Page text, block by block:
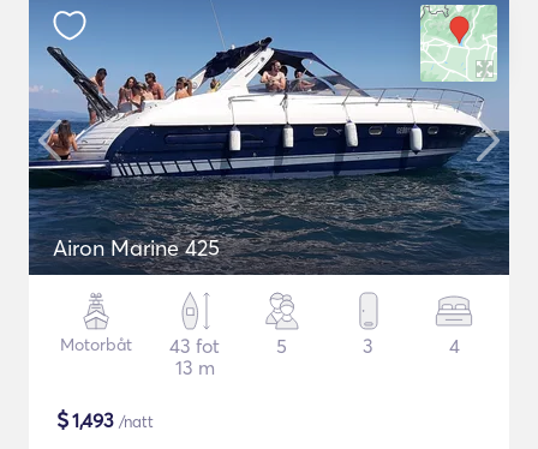
Airon Marine 425
Motorbåt
43 fot
13 m
5 3 4
$1,493 /natt